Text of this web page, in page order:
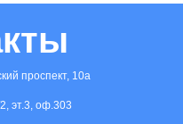
проспект, 10а
эт.3, оф.303